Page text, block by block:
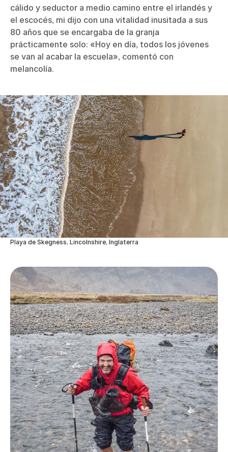
cálido y seductor a medio camino entre el irlandés y
el escocés, mi dijo con una vitalidad inusitada a sus
80 años que se encargaba de la granja
prácticamente solo: «Hoy en día, todos los jóvenes
se van al acabar la escuela», comentó con
melancolía.
Playa de Skegness, Lincolnshire, Inglaterra